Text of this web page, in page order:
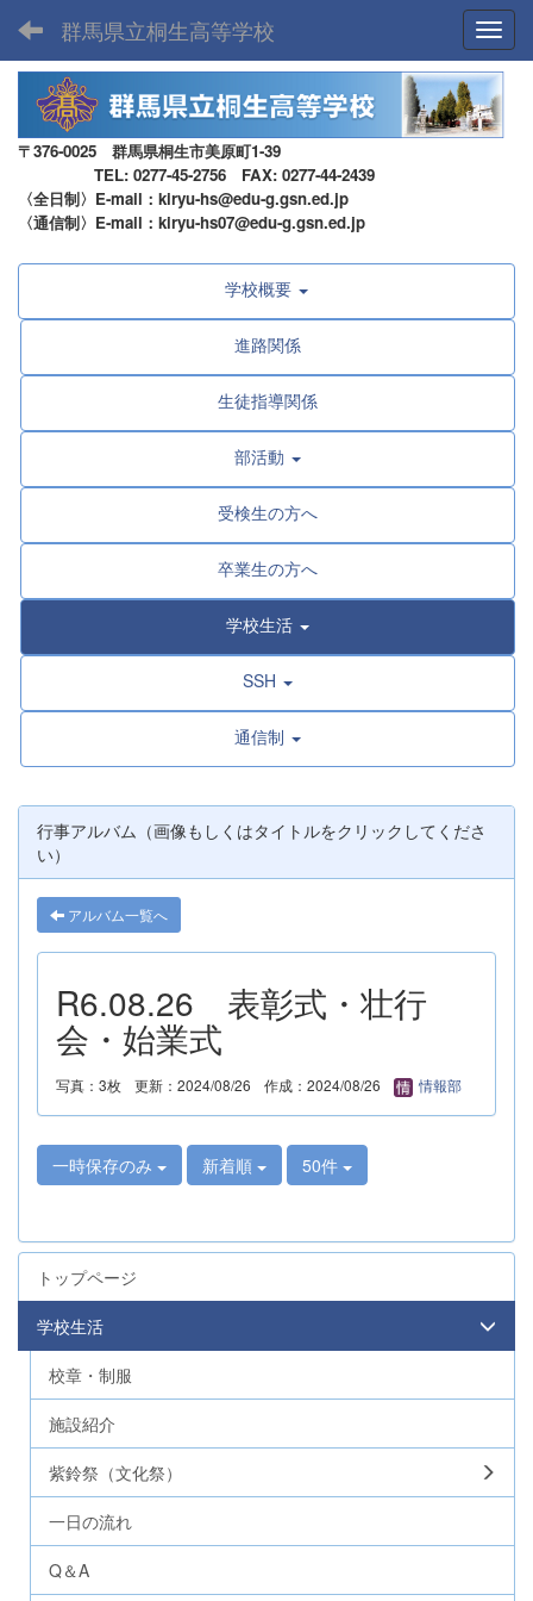
群馬県立桐生高等学校
〒376-0025 群馬県桐生市美原町1-39
TEL: 0277-45-2756 FAX: 0277-44-2439
〈全日制〉E-mail：kiryu-hs@edu-g.gsn.ed.jp
〈通信制〉E-mail：kiryu-hs07@edu-g.gsn.ed.jp
学校概要
進路関係
生徒指導関係
部活動
受検生の方へ
卒業生の方へ
学校生活
SSH
通信制
行事アルバム（画像もしくはタイトルをクリックしてくださ
い）
アルバム一覧へ
R6.08.26 表彰式・壮行
会・始業式
写真：3枚 更新：2024/08/26 作成：2024/08/26 情報部
一時保存のみ 新着順 50件
トップページ
学校生活
校章・制服
施設紹介
紫鈴祭（文化祭）
一日の流れ
Q＆A